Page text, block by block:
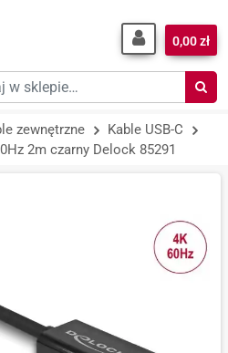
0,00 zł
zewnętrzne
Kable USB-C
2m czarny Delock 85291